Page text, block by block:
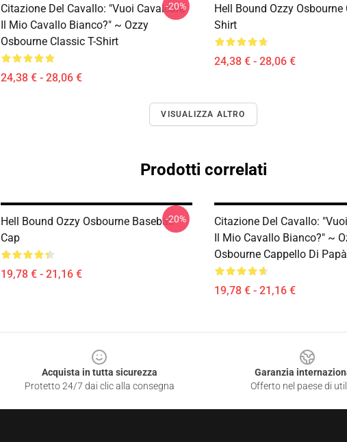
Citazione Del Cavallo: "Vuoi Cavalcare
Il Mio Cavallo Bianco?" ~ Ozzy
Osbourne Classic T-Shirt
24,38 € - 28,06 €
-20%
Hell Bound Ozzy Osbourne
Shirt
24,38 € - 28,06 €
VISUALIZZA ALTRO
Prodotti correlati
Hell Bound Ozzy Osbourne Baseball
Cap
19,78 € - 21,16 €
-20%
Citazione Del Cavallo:
Il Mio Cavallo Bianco?" ~
Osbourne Cappello Di Papà
19,78 € - 21,16 €
Acquista in tutta sicurezza
Protetto 24/7 dai clic alla consegna
Garanzia
Offerto nel paese di